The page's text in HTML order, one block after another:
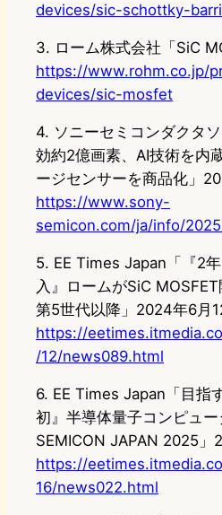
devices/sic-schottky-
3. ローム株式会社「SiC
https://www.rohm.co.jp/
devices/sic-mosfet
4. ソニーセミコンダクタ
効約2億画素、AI技術を内
ージセンサーを商品化」
https://www.sony-
semicon.com/ja/info/
5. EE Times Japan「『2
入』ロームがSiC
第5世代以降」2024年6月
https://
/12/news089.html
6. EE Times Japan「目指
初』半導体量子コンピュー
SEMICON JAPAN 2025
https://
16/news022.html